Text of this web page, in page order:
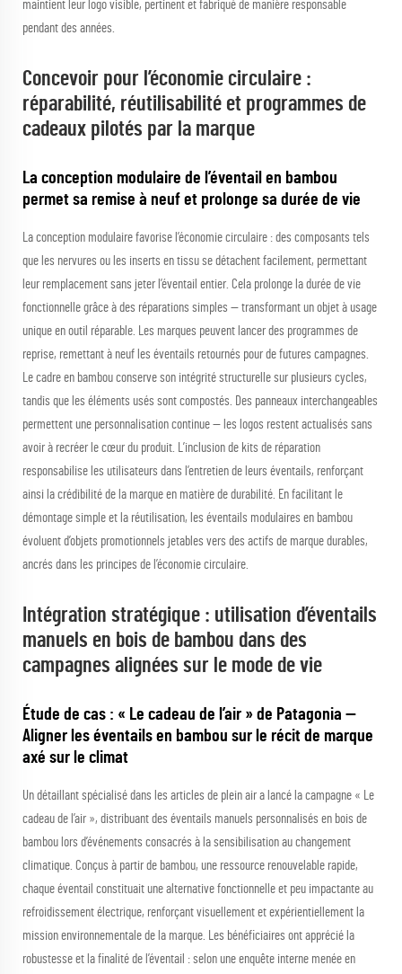
maintient leur logo visible, pertinent et fabriqué de manière responsable
pendant des années.
Concevoir pour l’économie circulaire :
réparabilité, réutilisabilité et programmes de
cadeaux pilotés par la marque
La conception modulaire de l’éventail en bambou
permet sa remise à neuf et prolonge sa durée de vie
La conception modulaire favorise l’économie circulaire : des composants tels
que les nervures ou les inserts en tissu se détachent facilement, permettant
leur remplacement sans jeter l’éventail entier. Cela prolonge la durée de vie
fonctionnelle grâce à des réparations simples — transformant un objet à usage
unique en outil réparable. Les marques peuvent lancer des programmes de
reprise, remettant à neuf les éventails retournés pour de futures campagnes.
Le cadre en bambou conserve son intégrité structurelle sur plusieurs cycles,
tandis que les éléments usés sont compostés. Des panneaux interchangeables
permettent une personnalisation continue — les logos restent actualisés sans
avoir à recréer le cœur du produit. L’inclusion de kits de réparation
responsabilise les utilisateurs dans l’entretien de leurs éventails, renforçant
ainsi la crédibilité de la marque en matière de durabilité. En facilitant le
démontage simple et la réutilisation, les éventails modulaires en bambou
évoluent d’objets promotionnels jetables vers des actifs de marque durables,
ancrés dans les principes de l’économie circulaire.
Intégration stratégique : utilisation d’éventails
manuels en bois de bambou dans des
campagnes alignées sur le mode de vie
Étude de cas : « Le cadeau de l’air » de Patagonia —
Aligner les éventails en bambou sur le récit de marque
axé sur le climat
Un détaillant spécialisé dans les articles de plein air a lancé la campagne « Le
cadeau de l’air », distribuant des éventails manuels personnalisés en bois de
bambou lors d’événements consacrés à la sensibilisation au changement
climatique. Conçus à partir de bambou, une ressource renouvelable rapide,
chaque éventail constituait une alternative fonctionnelle et peu impactante au
refroidissement électrique, renforçant visuellement et expérientiellement la
mission environnementale de la marque. Les bénéficiaires ont apprécié la
robustesse et la finalité de l’éventail : selon une enquête interne menée en